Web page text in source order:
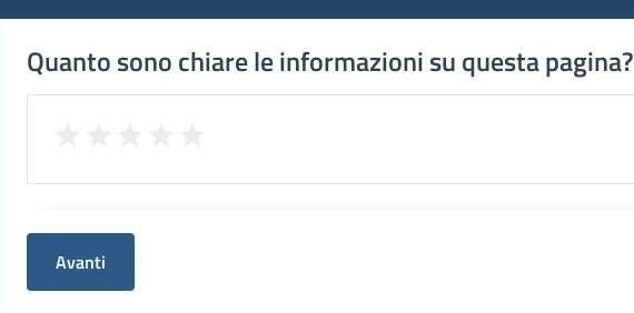
Quanto sono chiare le informazioni su questa pagina?
Avanti